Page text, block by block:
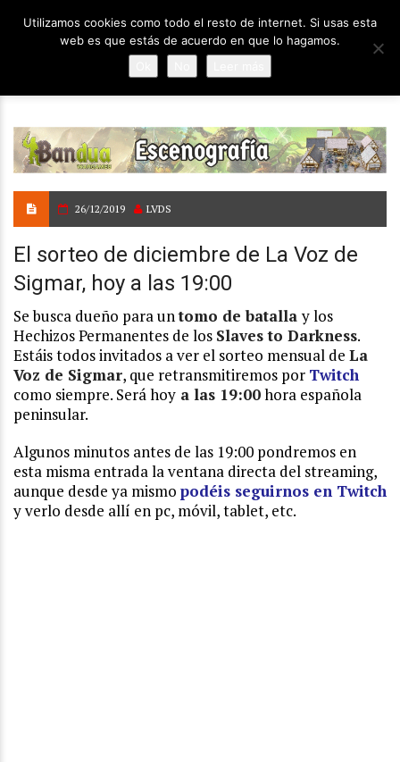
26/12/2019 LVDS
El sorteo de diciembre de La Voz de
Sigmar, hoy a las 19:00
Se busca dueño para untomo de batallay los
Hechizos Permanentes de los Slaves to Darkness.
Estáis todos invitados a ver el sorteo mensual de La
Voz de Sigmar, que retransmitiremos por Twitch
como siempre. Será hoy a las 19:00hora española
peninsular.
Algunos minutos antes de las 19:00 pondremos en
esta misma entrada la ventana directa del streaming,
aunque desde ya mismo podéis seguirnos en Twitch
y verlo desde allí en pc, móvil, tablet, etc.
Utilizamos cookies como todo el resto de internet. Si usas esta
web es que estás de acuerdo en que lo hagamos.